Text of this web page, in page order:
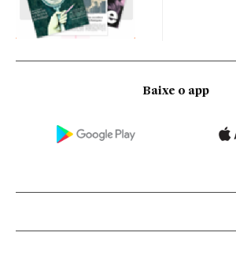
Baixe o app